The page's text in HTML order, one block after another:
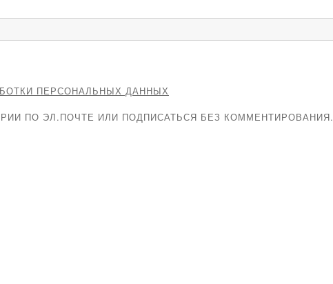
ПЕРСОНАЛЬНЫХ ДАННЫХ
ПО ЭЛ.ПОЧТЕ ИЛИ ПОДПИСАТЬСЯ БЕЗ КОММЕНТИРОВАНИЯ.